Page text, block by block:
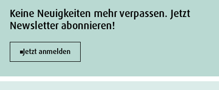
Keine Neuigkeiten mehr verpassen. Jetzt
Newsletter abonnieren!
Jetzt anmelden